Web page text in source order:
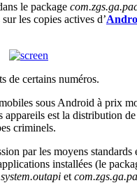
le package
les copies actives d’
de certains numéros.
sous Android à
appareils est la distribution
criminels.
par les moyens
installées (le
et